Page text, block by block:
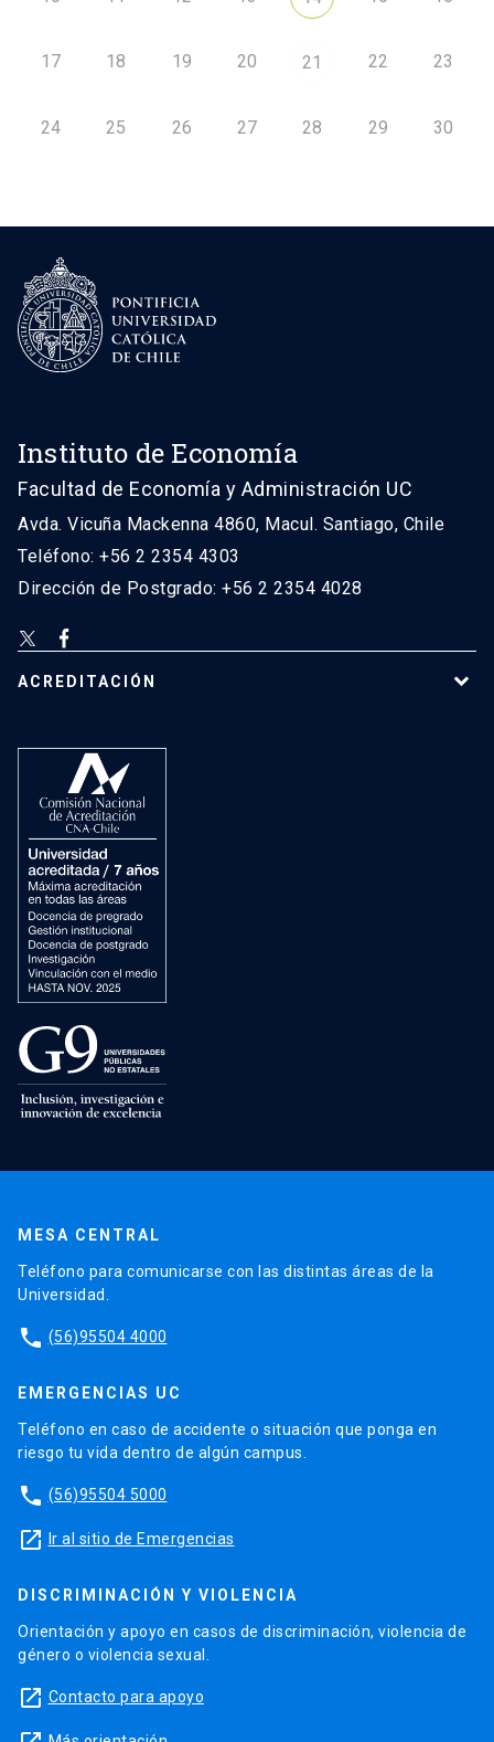
17 18 19 20 21 22 23
24 25 26 27 28 29 30
Instituto de Economía
Facultad de Economía y Administración UC
Avda. Vicuña Mackenna 4860, Macul. Santiago, Chile
Teléfono: +56 2 2354 4303
Dirección de Postgrado: +56 2 2354 4028
ACREDITACIÓN
MESA CENTRAL
Teléfono para comunicarse con las distintas áreas de la
Universidad.
phone (56)95504 4000
EMERGENCIAS UC
Teléfono en caso de accidente o situación que ponga en
riesgo tu vida dentro de algún campus.
phone (56)95504 5000
launch Ir al sitio de Emergencias
DISCRIMINACIÓN Y VIOLENCIA
Orientación y apoyo en casos de discriminación, violencia de
género o violencia sexual.
launch Contacto para apoyo